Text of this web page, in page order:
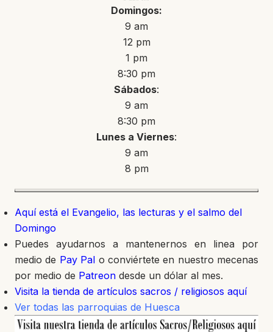
Domingos:
9 am
12 pm
1 pm
8:30 pm
Sábados:
9 am
8:30 pm
Lunes a Viernes:
9 am
8 pm
Aquí está el Evangelio, las lecturas y el salmo del
Domingo
Puedes ayudarnos a mantenernos en linea por
medio de Pay Pal o conviértete en nuestro mecenas
por medio de Patreon desde un dólar al mes.
Visita la tienda de artículos sacros / religiosos aquí
Ver todas las parroquias de Huesca